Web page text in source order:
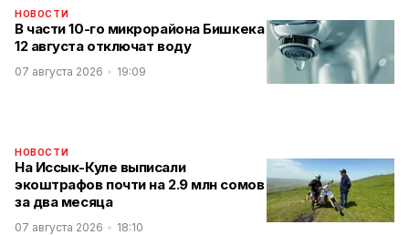
НОВОСТИ
В части 10-го микрорайона Бишкека
12 августа отключат воду
07 августа 2026 19:09
НОВОСТИ
На Иссык-Куле выписали
экоштрафов почти на 2.9 млн сомов
за два месяца
07 августа 2026 18:10